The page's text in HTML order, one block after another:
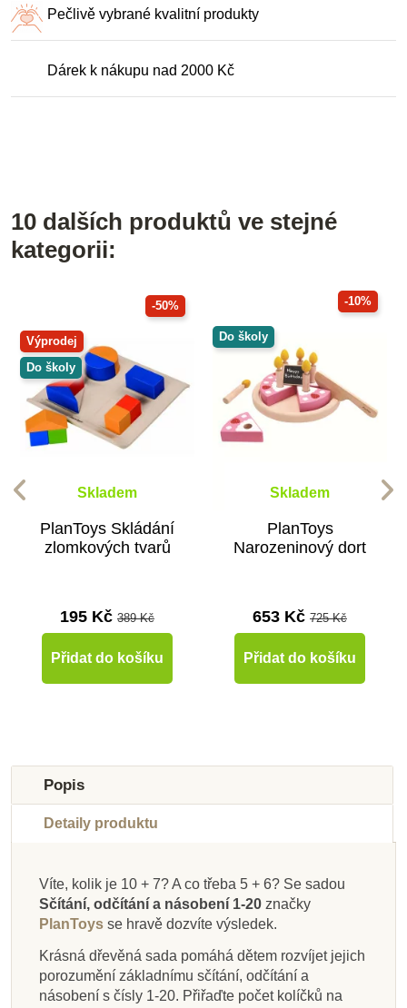
Pečlivě vybrané kvalitní produkty
Dárek k nákupu nad 2000 Kč
10 dalších produktů ve stejné
kategorii:
-50%
Výprodej
Do školy
Skladem
PlanToys Skládání
zlomkových tvarů
195 Kč 389 Kč
Přidat do košíku
-10%
Do školy
Skladem
PlanToys
Narozeninový dort
653 Kč 725 Kč
Přidat do košíku
Novinka
Do školy
Skladem
Lucy & Leo Moje
první matematická
hra
Do školy
Skladem
Moyo Montessori
Jabloňová hra
Do školy
Skladem
Learning Resources
Matematický třídící
koláč
Do školy
Na dotaz
PlanToys Kasička -
slon
Do školy
Skladem
Toys for life -
Matematický autobus
Do školy
Skladem
PlanToys Kasička -
žluté prasátko
"Orchard"
Do školy
Skladem u
dodavatele
EDUCO - Počítání v
kruhu
Novinka
Skladem
Detoa Moje první
počítadlo
Popis
Detaily produktu
Víte, kolik je 10 + 7? A co třeba 5 + 6? Se sadou
Sčítání, odčítání a násobení 1-20 značky
PlanToys se hravě dozvíte výsledek.
Krásná dřevěná sada pomáhá dětem rozvíjet jejich
porozumění základnímu sčítání, odčítání a
násobení s čísly 1-20. Přiřaďte počet kolíčků na